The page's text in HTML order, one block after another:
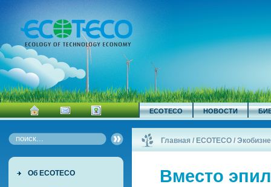
ECOTECO НОВОСТИ
Об ECOTECO
Главная / ECOTECO /
Вместо